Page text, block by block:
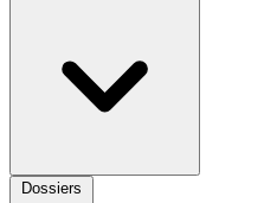
Dossiers